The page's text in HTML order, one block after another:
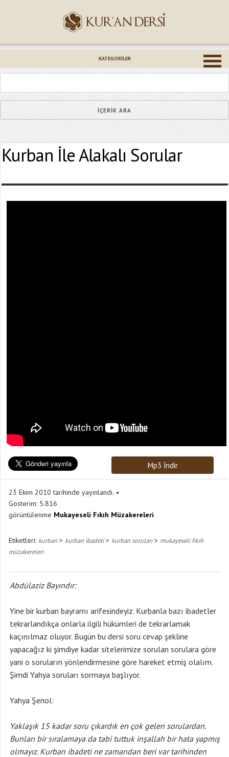
KATEGORILER
Kurban İle Alakalı Sorular
Mp3 İndir
23 Ekim 2010 tarihinde yayınlandı.
Gösterim: 5.816
görüntülenme Mukayeseli Fıkıh Müzakereleri
Etiketleri: kurban > kurban ibadeti> kurban soruları> mukayeseli fıkıh
müzakereleri
Abdülaziz Bayındır:
Yine bir kurban bayramı arifesindeyiz. Kurbanla bazı ibadetler
tekrarlandıkça onlarla ilgili hükümleri de tekrarlamak
kaçınılmaz oluyor. Bugün bu dersi soru cevap şekline
yapacağız ki şimdiye kadar sitelerimize sorulan sorulara göre
yani o soruların yönlendirmesine göre hareket etmiş olalım.
Şimdi Yahya soruları sormaya başlıyor.
Yahya Şenol:
Yaklaşık 15 kadar soru çıkardık en çok gelen sorulardan.
Bunları bir sıralamaya da tabi tuttuk inşallah bir hata yapmış
olmayız. Kurban ibadeti ne zamandan beri var tarihinden
Epostanız (*)
Yaşadığınız Hatanın Ayrıntıları